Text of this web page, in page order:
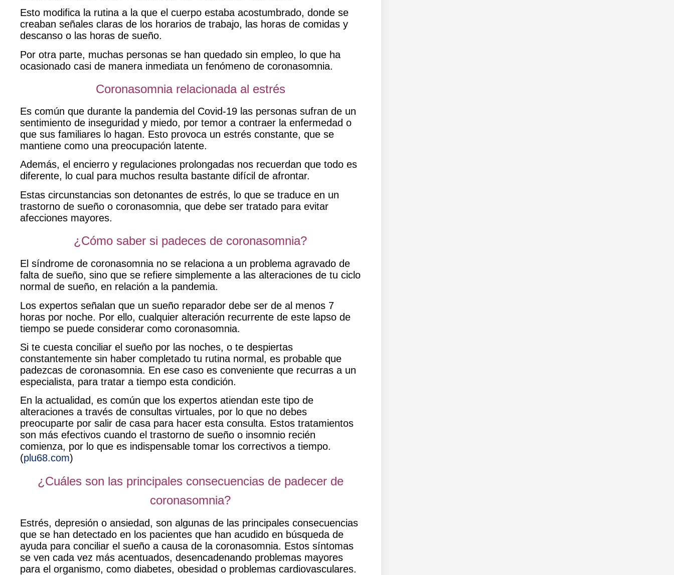
Esto modifica la rutina a la que el cuerpo estaba acostumbrado, donde se
creaban señales claras de los horarios de trabajo, las horas de comidas y
descanso o las horas de sueño.
Por otra parte, muchas personas se han quedado sin empleo, lo que ha
ocasionado casi de manera inmediata un fenómeno de coronasomnia.
Coronasomnia relacionada al estrés
Es común que durante la pandemia del Covid-19 las personas sufran de un
sentimiento de inseguridad y miedo, por temor a contraer la enfermedad o
que sus familiares lo hagan. Esto provoca un estrés constante, que se
mantiene como una preocupación latente.
Además, el encierro y regulaciones prolongadas nos recuerdan que todo es
diferente, lo cual para muchos resulta bastante difícil de afrontar.
Estas circunstancias son detonantes de estrés, lo que se traduce en un
trastorno de sueño o coronasomnia, que debe ser tratado para evitar
afecciones mayores.
¿Cómo saber si padeces de coronasomnia?
El síndrome de coronasomnia no se relaciona a un problema agravado de
falta de sueño, sino que se refiere simplemente a las alteraciones de tu ciclo
normal de sueño, en relación a la pandemia.
Los expertos señalan que un sueño reparador debe ser de al menos 7
horas por noche. Por ello, cualquier alteración recurrente de este lapso de
tiempo se puede considerar como coronasomnia.
Si te cuesta conciliar el sueño por las noches, o te despiertas
constantemente sin haber completado tu rutina normal, es probable que
padezcas de coronasomnia. En ese caso es conveniente que recurras a un
especialista, para tratar a tiempo esta condición.
En la actualidad, es común que los expertos atiendan este tipo de
alteraciones a través de consultas virtuales, por lo que no debes
preocuparte por salir de casa para hacer esta consulta. Estos tratamientos
son más efectivos cuando el trastorno de sueño o insomnio recién
comienza, por lo que es indispensable tomar los correctivos a tiempo.
(plu68.com)
¿Cuáles son las principales consecuencias de padecer de
coronasomnia?
Estrés, depresión o ansiedad, son algunas de las principales consecuencias
que se han detectado en los pacientes que han acudido en búsqueda de
ayuda para conciliar el sueño a causa de la coronasomnia. Estos síntomas
se ven cada vez más acentuados, desencadenando problemas mayores
para el organismo, como diabetes, obesidad o problemas cardiovasculares.